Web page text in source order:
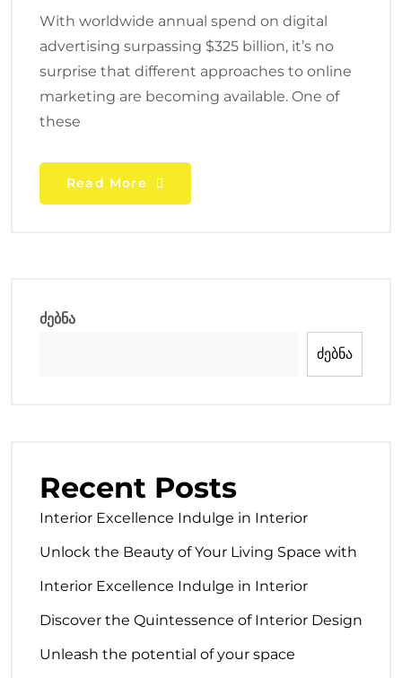
With worldwide annual spend on digital
advertising surpassing $325 billion, it’s no
surprise that different approaches to online
marketing are becoming available. One of
these
Read More
ძებნა
ძებნა
Recent Posts
Interior Excellence Indulge in Interior
Unlock the Beauty of Your Living Space with
Interior Excellence Indulge in Interior
Discover the Quintessence of Interior Design
Unleash the potential of your space